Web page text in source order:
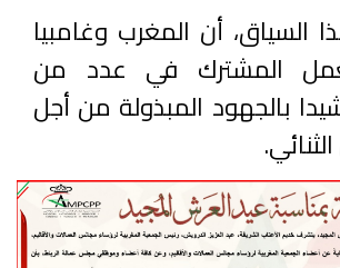
السياق، أن المغرب وغامبيا
المشترك في عدد من
بالجهود المبذولة من أجل